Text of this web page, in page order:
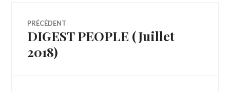
Navigation
de
PRÉCÉDENT
Article
précédent :
DIGEST PEOPLE (Juillet
2018)